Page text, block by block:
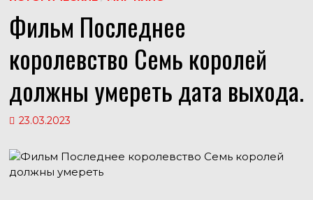
Фильм Последнее
королевство Семь королей
должны умереть дата выхода.
23.03.2023